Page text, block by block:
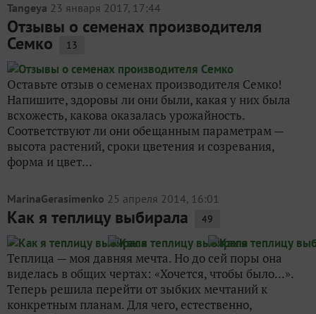
Tangeya 23 января 2017, 17:44
Отзывы о семенах производителя
Семко 13
Оставьте отзыв о семенах производителя Семко!
Напишите, здоровы ли они были, какая у них была
всхожесть, какова оказалась урожайность.
Соответствуют ли они обещанным параметрам —
высота растений, сроки цветения и созревания,
форма и цвет...
MarinaGerasimenko 25 апреля 2014, 16:01
Как я теплицу выбирала 49
Теплица — моя давняя мечта. Но до сей поры она
виделась в общих чертах: «Хочется, чтобы было...».
Теперь решила перейти от зыбких мечтаний к
конкретным планам. Для чего, естественно,